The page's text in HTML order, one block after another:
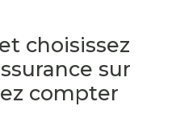
choisissez
sur
compter